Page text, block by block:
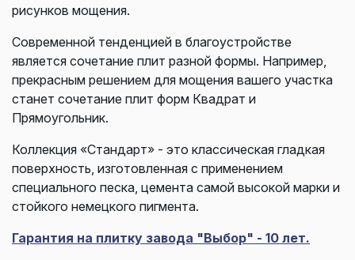
рисунков мощения.
Современной тенденцией в благоустройстве
является сочетание плит разной формы. Например,
прекрасным решением для мощения вашего участка
станет сочетание плит форм Квадрат и
Прямоугольник.
Коллекция «Стандарт» - это классическая гладкая
поверхность, изготовленная с применением
специального песка, цемента самой высокой марки и
стойкого немецкого пигмента.
Гарантия на плитку завода "Выбор" - 10 лет.